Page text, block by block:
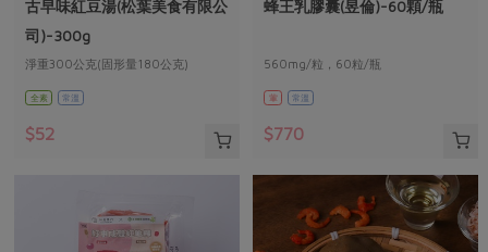
古早味紅豆湯(松葉美食有限公
司)-300g
淨重300公克(固形量180公克)
全素 常溫
$52
蜂王乳膠囊(昱倫)-60顆/瓶
560mg/粒，60粒/瓶
葷 常溫
$770